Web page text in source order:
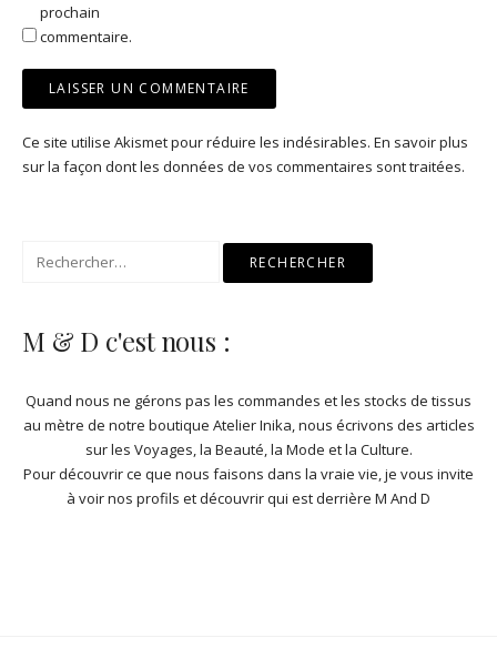
prochain
commentaire.
Ce site utilise Akismet pour réduire les indésirables. En savoir plus
sur la façon dont les données de vos commentaires sont traitées.
Rechercher :
M & D c'est nous :
Quand nous ne gérons pas les commandes et les stocks de tissus
au mètre de notre boutique Atelier Inika, nous écrivons des articles
sur les Voyages, la Beauté, la Mode et la Culture.
Pour découvrir ce que nous faisons dans la vraie vie, je vous invite
à voir nos profils et découvrir qui est derrière M And D